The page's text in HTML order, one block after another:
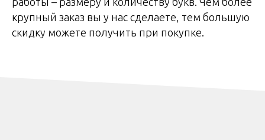
крупный заказ вы у нас сделаете, тем большую
скидку можете получить при покупке.